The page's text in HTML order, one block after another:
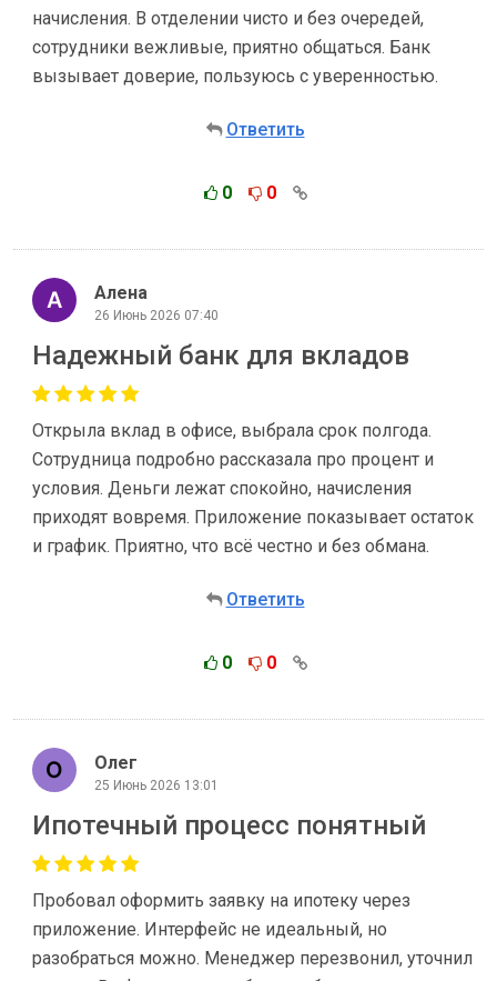
начисления. В отделении чисто и без очередей,
сотрудники вежливые, приятно общаться. Банк
вызывает доверие, пользуюсь с уверенностью.
Ответить
0 0
Алена
26 Июнь 2026 07:40
Надежный банк для вкладов
Открыла вклад в офисе, выбрала срок полгода.
Сотрудница подробно рассказала про процент и
условия. Деньги лежат спокойно, начисления
приходят вовремя. Приложение показывает остаток
и график. Приятно, что всё честно и без обмана.
Ответить
0 0
Олег
25 Июнь 2026 13:01
Ипотечный процесс понятный
Пробовал оформить заявку на ипотеку через
приложение. Интерфейс не идеальный, но
разобраться можно. Менеджер перезвонил, уточнил